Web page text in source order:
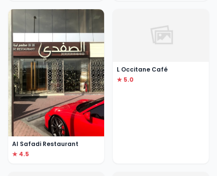
Al Safadi Restaurant
★ 4.5
L Occitane Café
★ 5.0